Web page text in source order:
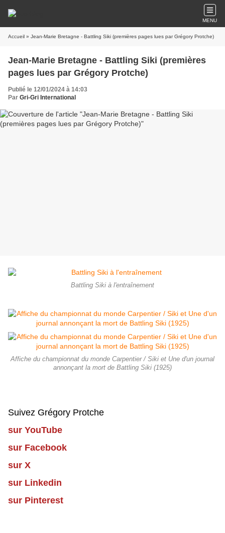
MENU
Accueil » Jean-Marie Bretagne - Battling Siki (premières pages lues par Grégory Protche)
Jean-Marie Bretagne - Battling Siki (premières
pages lues par Grégory Protche)
Publié le 12/01/2024 à 14:03
Par Gri-Gri International
Battling Siki à l'entraînement
Affiche du championnat du monde Carpentier / Siki et Une d'un journal
annonçant la mort de Battling Siki (1925)
Suivez Grégory Protche
sur YouTube
sur Facebook
sur X
sur Linkedin
sur Pinterest